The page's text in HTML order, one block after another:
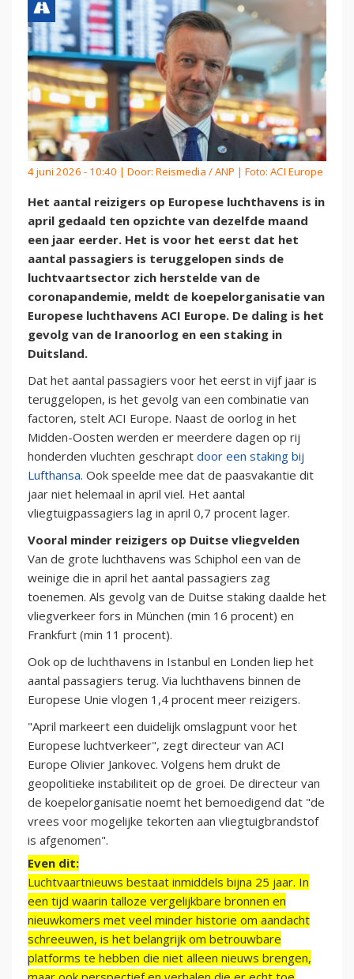
4 juni 2026 - 10:40 | Door: Reismedia / ANP | Foto: ACI Europe
Het aantal reizigers op Europese luchthavens is in
april gedaald ten opzichte van dezelfde maand
een jaar eerder. Het is voor het eerst dat het
aantal passagiers is teruggelopen sinds de
luchtvaartsector zich herstelde van de
coronapandemie, meldt de koepelorganisatie van
Europese luchthavens ACI Europe. De daling is het
gevolg van de Iranoorlog en een staking in
Duitsland.
Dat het aantal passagiers voor het eerst in vijf jaar is
teruggelopen, is het gevolg van een combinatie van
factoren, stelt ACI Europe. Naast de oorlog in het
Midden-Oosten werden er meerdere dagen op rij
honderden vluchten geschrapt door een staking bij
Lufthansa. Ook speelde mee dat de paasvakantie dit
jaar niet helemaal in april viel. Het aantal
vliegtuigpassagiers lag in april 0,7 procent lager.
Vooral minder reizigers op Duitse vliegvelden
Van de grote luchthavens was Schiphol een van de
weinige die in april het aantal passagiers zag
toenemen. Als gevolg van de Duitse staking daalde het
vliegverkeer fors in München (min 16 procent) en
Frankfurt (min 11 procent).
Ook op de luchthavens in Istanbul en Londen liep het
aantal passagiers terug. Via luchthavens binnen de
Europese Unie vlogen 1,4 procent meer reizigers.
"April markeert een duidelijk omslagpunt voor het
Europese luchtverkeer", zegt directeur van ACI
Europe Olivier Jankovec. Volgens hem drukt de
geopolitieke instabiliteit op de groei. De directeur van
de koepelorganisatie noemt het bemoedigend dat "de
vrees voor mogelijke tekorten aan vliegtuigbrandstof
is afgenomen".
Even dit:
Luchtvaartnieuws bestaat inmiddels bijna 25 jaar. In
een tijd waarin talloze vergelijkbare bronnen en
nieuwkomers met veel minder historie om aandacht
schreeuwen, is het belangrijk om betrouwbare
platforms te hebben die niet alleen nieuws brengen,